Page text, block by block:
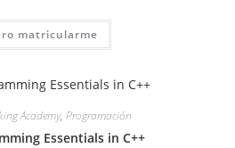
matricularme
Academy, Programación
Essentials in C++